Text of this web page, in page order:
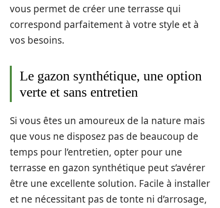
vous permet de créer une terrasse qui
correspond parfaitement à votre style et à
vos besoins.
Le gazon synthétique, une option
verte et sans entretien
Si vous êtes un amoureux de la nature mais
que vous ne disposez pas de beaucoup de
temps pour l’entretien, opter pour une
terrasse en gazon synthétique peut s’avérer
être une excellente solution. Facile à installer
et ne nécessitant pas de tonte ni d’arrosage,